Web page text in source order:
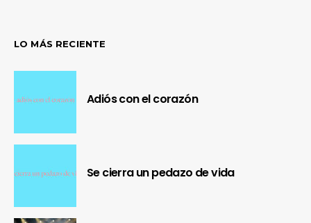
LO MÁS RECIENTE
Adiós con el corazón
Se cierra un pedazo de vida